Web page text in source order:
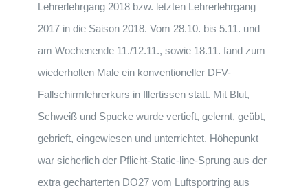
Lehrerlehrgang 2018 bzw. letzten Lehrerlehrgang
2017 in die Saison 2018. Vom 28.10. bis 5.11. und
am Wochenende 11./12.11., sowie 18.11. fand zum
wiederholten Male ein konventioneller DFV-
Fallschirmlehrerkurs in Illertissen statt. Mit Blut,
Schweiß und Spucke wurde vertieft, gelernt, geübt,
gebrieft, eingewiesen und unterrichtet. Höhepunkt
war sicherlich der Pflicht-Static-line-Sprung aus der
extra gecharterten DO27 vom Luftsportring aus